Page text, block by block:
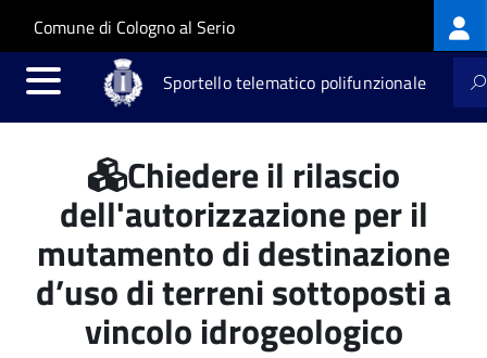
Salta al contenuto principale
Skip to site navigation
Comune di Cologno al Serio
Sportello telematico polifunzionale
Chiedere il rilascio
dell'autorizzazione per il
mutamento di destinazione
d’uso di terreni sottoposti a
vincolo idrogeologico